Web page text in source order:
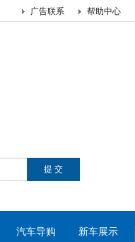
帮助中心
广告联系
汽车导购 新车展示